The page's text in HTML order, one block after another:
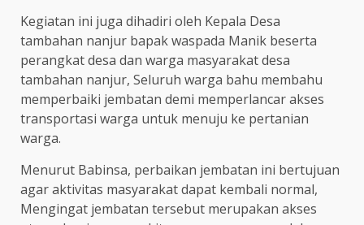
Kegiatan ini juga dihadiri oleh Kepala Desa
tambahan nanjur bapak waspada Manik beserta
perangkat desa dan warga masyarakat desa
tambahan nanjur, Seluruh warga bahu membahu
memperbaiki jembatan demi memperlancar akses
transportasi warga untuk menuju ke pertanian
warga.
Menurut Babinsa, perbaikan jembatan ini bertujuan
agar aktivitas masyarakat dapat kembali normal,
Mengingat jembatan tersebut merupakan akses